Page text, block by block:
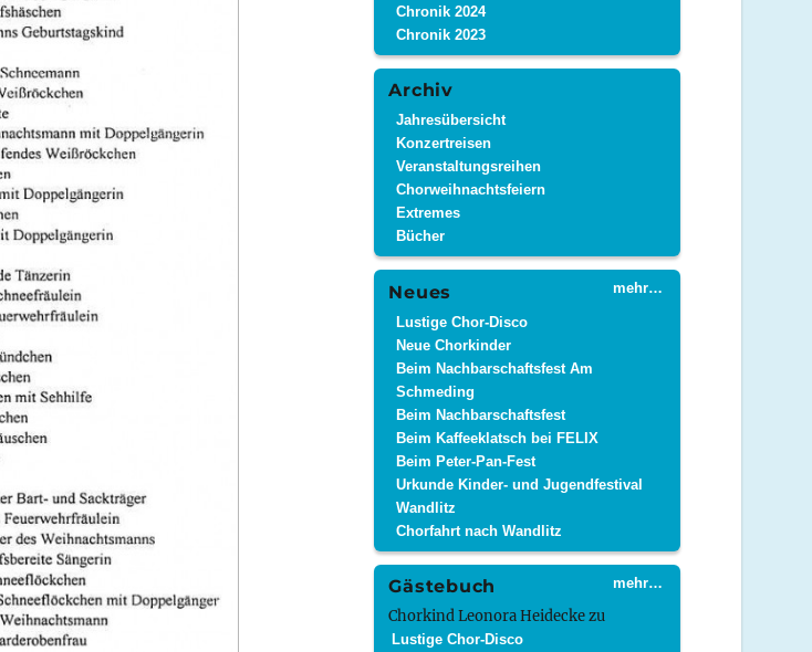
Chronik 2024
Chronik 2023
Archiv
Jahresübersicht
Konzertreisen
Veranstaltungsreihen
Chorweihnachtsfeiern
Extremes
Bücher
mehr…
Neues
Lustige Chor-Disco
Neue Chorkinder
Beim Nachbarschaftsfest Am
Schmeding
Beim Nachbarschaftsfest
Beim Kaffeeklatsch bei FELIX
Beim Peter-Pan-Fest
Urkunde Kinder- und Jugendfestival
Wandlitz
Chorfahrt nach Wandlitz
mehr…
Gästebuch
Chorkind Leonora Heideckezu
Lustige Chor-Disco